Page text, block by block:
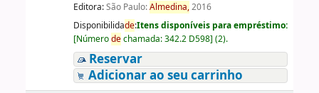
Editora:São Paulo:Almedina,2016
Disponibilidade:Itens disponíveis para empréstimo:
[Númerodechamada:342.2 D598] (2).
Reservar
Adicionar ao seu carrinho